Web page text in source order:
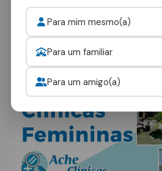
ambientes:
Clínicas Femininas
Para mim mesmo(a)
Para um familiar
Para um amigo(a)